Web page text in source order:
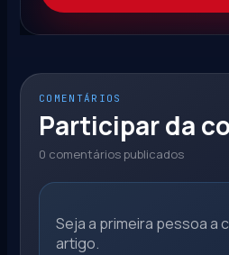
COMENTÁRIOS
Participar da
0 comentários publicados
Seja a primeira pessoa a
artigo.